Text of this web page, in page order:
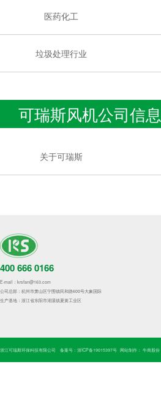
医药化工
垃圾处理行业
可瑞斯风机公司信息
关于可瑞斯
400 666 0166
E-mail：krsfan@163.com
公司总部：杭州市萧山区宁围镇民和路600号大象国际
生产基地：浙江省东阳市湖溪镇夏黄工业区
浙江可瑞斯环保科技有限公司 备案号： 浙ICP备19015397号 网站制作： 牛商股份